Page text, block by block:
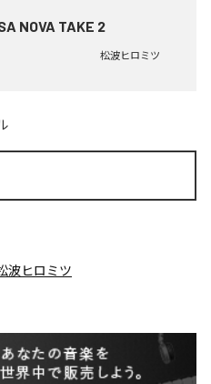
NOVA TAKE 2
松波ヒロミツ
波ヒロミツ